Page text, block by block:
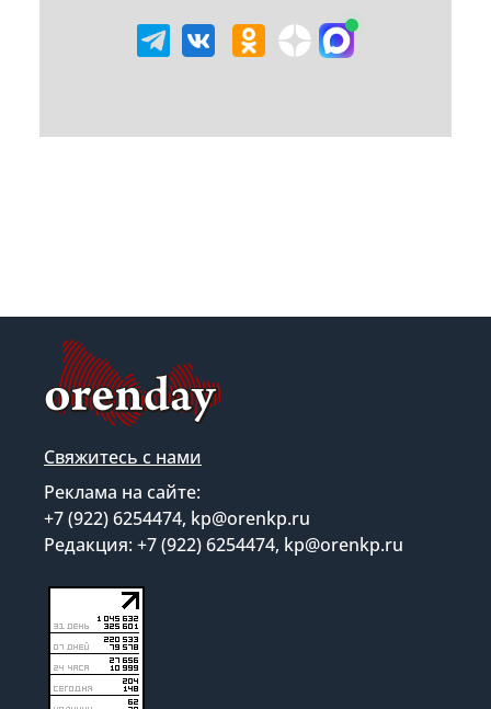
Свяжитесь с нами
Реклама на сайте:
+7 (922) 6254474, kp@orenkp.ru
Редакция: +7 (922) 6254474, kp@orenkp.ru